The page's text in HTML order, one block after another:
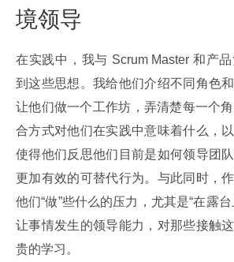
境领导
在实践中，我与 Scrum Master 和产
到这些思想。我给他们介绍不同角色
让他们做一个工作坊，弄清楚每一个
合方式对他们在实践中意味着什么，
使得他们反思他们目前是如何领导团
更加有效的可替代行为。与此同时，
他们“做”些什么的压力，尤其是“在露
让事情发生的领导能力，对那些接触
贵的学习。